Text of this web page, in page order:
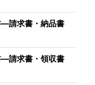
請求書・納品書
請求書・領収書